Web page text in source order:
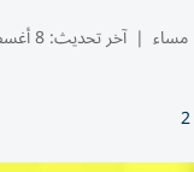
| آخر تحديث:8 أغسطس 19:36 2026